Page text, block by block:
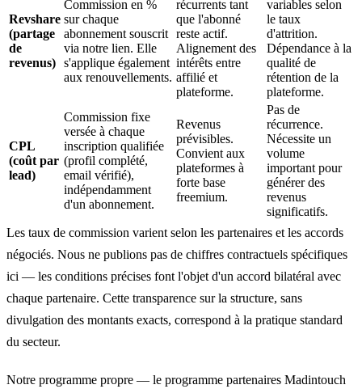
Revshare
(partage
de
revenus)
Commission en %
sur chaque
abonnement souscrit
via notre lien. Elle
s'applique également
aux renouvellements.
récurrents tant
que l'abonné
reste actif.
Alignement des
intérêts entre
affilié et
plateforme.
variables selon
le taux
d'attrition.
Dépendance à la
qualité de
rétention de la
plateforme.
CPL
(coût par
lead)
Commission fixe
versée à chaque
inscription qualifiée
(profil complété,
email vérifié),
indépendamment
d'un abonnement.
Revenus
prévisibles.
Convient aux
plateformes à
forte base
freemium.
Pas de
récurrence.
Nécessite un
volume
important pour
générer des
revenus
significatifs.
Les taux de commission varient selon les partenaires et les accords
négociés. Nous ne publions pas de chiffres contractuels spécifiques
ici — les conditions précises font l'objet d'un accord bilatéral avec
chaque partenaire. Cette transparence sur la structure, sans
divulgation des montants exacts, correspond à la pratique standard
du secteur.
Notre programme propre — le programme partenaires Madintouch